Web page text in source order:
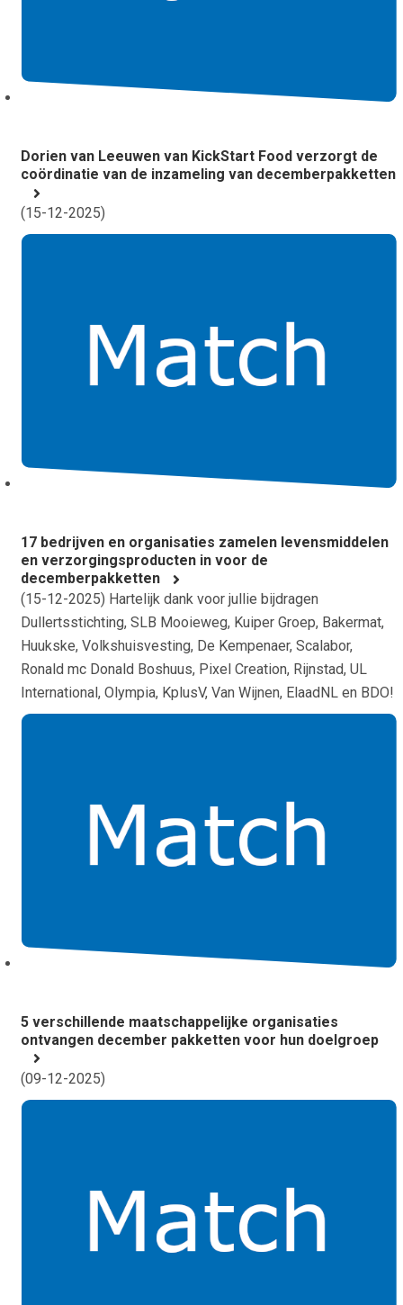
Dorien van Leeuwen van KickStart Food verzorgt de
coördinatie van de inzameling van decemberpakketten
(15-12-2025)
17 bedrijven en organisaties zamelen levensmiddelen
en verzorgingsproducten in voor de
decemberpakketten
(15-12-2025) Hartelijk dank voor jullie bijdragen
Dullertsstichting, SLB Mooieweg, Kuiper Groep, Bakermat,
Huukske, Volkshuisvesting, De Kempenaer, Scalabor,
Ronald mc Donald Boshuus, Pixel Creation, Rijnstad, UL
International, Olympia, KplusV, Van Wijnen, ElaadNL en BDO!
5 verschillende maatschappelijke organisaties
ontvangen december pakketten voor hun doelgroep
(09-12-2025)